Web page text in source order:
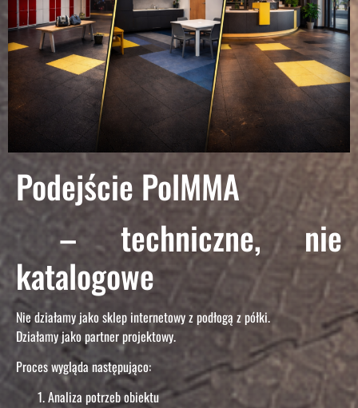
Podejście PolMMA
– techniczne, nie
katalogowe
Nie działamy jako sklep internetowy z podłogą z półki.
Działamy jako partner projektowy.
Proces wygląda następująco:
Analiza potrzeb obiektu